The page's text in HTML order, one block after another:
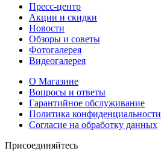
Пресс-центр
Акции и скидки
Новости
Обзоры и советы
Фотогалерея
Видеогалерея
О Магазине
Вопросы и ответы
Гарантийное обслуживание
Политика конфиденциальности
Согласие на обработку данных
Присоединяйтесь